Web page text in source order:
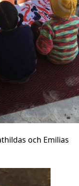
och Emilias